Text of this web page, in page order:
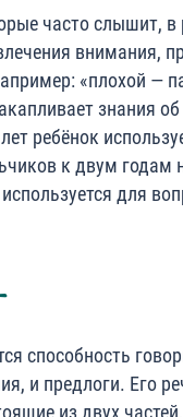
часто слышит,
внимания,
«плохой —
знания
ребёнок
к двум
для
способность
и предлоги. Его
из двух